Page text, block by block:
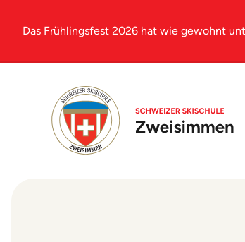
Das Frühlingsfest 2026 hat wie gewohnt